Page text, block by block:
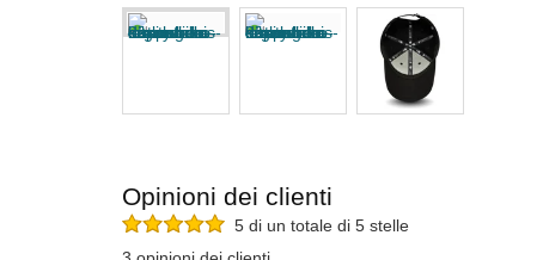
Opinioni dei clienti
5 di un totale di 5 stelle